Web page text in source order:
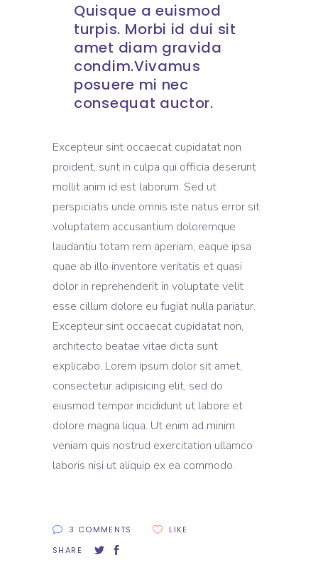
Quisque a euismod
turpis. Morbi id dui sit
amet diam gravida
condim.Vivamus
posuere mi nec
consequat auctor.
Excepteur sint occaecat cupidatat non
proident, sunt in culpa qui officia deserunt
mollit anim id est laborum. Sed ut
perspiciatis unde omnis iste natus error sit
voluptatem accusantium doloremque
laudantiu totam rem aperiam, eaque ipsa
quae ab illo inventore veritatis et quasi
dolor in reprehenderit in voluptate velit
esse cillum dolore eu fugiat nulla pariatur.
Excepteur sint occaecat cupidatat non,
architecto beatae vitae dicta sunt
explicabo. Lorem ipsum dolor sit amet,
consectetur adipisicing elit, sed do
eiusmod tempor incididunt ut labore et
dolore magna liqua. Ut enim ad minim
veniam quis nostrud exercitation ullamco
laboris nisi ut aliquip ex ea commodo.
3 COMMENTS
LIKE
SHARE